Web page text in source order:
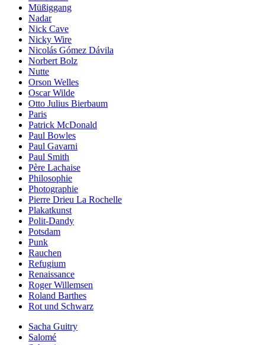
Müßiggang
Nadar
Nick Cave
Nicky Wire
Nicolás Gómez Dávila
Norbert Bolz
Nutte
Orson Welles
Oscar Wilde
Otto Julius Bierbaum
Paris
Patrick McDonald
Paul Bowles
Paul Gavarni
Paul Smith
Père Lachaise
Philosophie
Photographie
Pierre Drieu La Rochelle
Plakatkunst
Polit-Dandy
Potsdam
Punk
Rauchen
Refugium
Renaissance
Roger Willemsen
Roland Barthes
Rot und Schwarz
Sacha Guitry
Salomé